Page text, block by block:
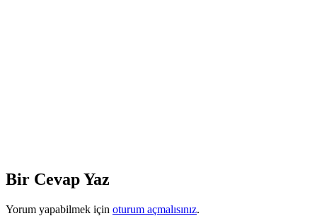
Bir Cevap Yaz
Yorum yapabilmek için oturum açmalısınız.